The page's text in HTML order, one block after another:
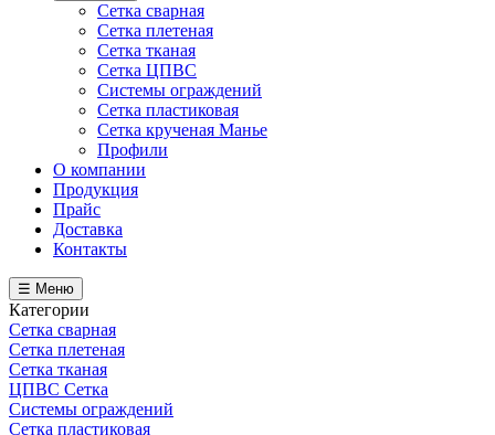
Сетка сварная
Сетка плетеная
Сетка тканая
Сетка ЦПВС
Системы ограждений
Сетка пластиковая
Сетка крученая Манье
Профили
О компании
Продукция
Прайс
Доставка
Контакты
☰ Меню
Категории
Сетка сварная
Сетка плетеная
Сетка тканая
ЦПВС Сетка
Системы ограждений
Сетка пластиковая